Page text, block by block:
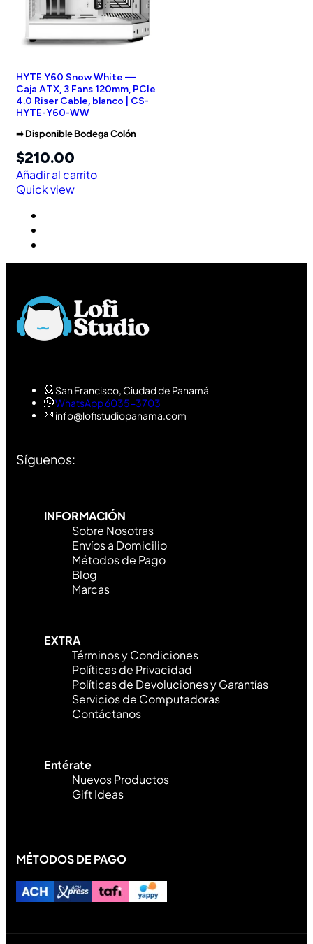
HYTE Y60 Snow White —
Caja ATX, 3 Fans 120mm, PCIe
4.0 Riser Cable, blanco | CS-
HYTE-Y60-WW
➡︎ Disponible Bodega Colón
$210.00
Añadir al carrito
Quick view
San Francisco, Ciudad de Panamá
WhatsApp 6035-3703
info@lofistudiopanama.com
Síguenos:
INFORMACIÓN
Sobre Nosotras
Envíos a Domicilio
Métodos de Pago
Blog
Marcas
EXTRA
Términos y Condiciones
Políticas de Privacidad
Políticas de Devoluciones y Garantías
Servicios de Computadoras
Contáctanos
Entérate
Nuevos Productos
Gift Ideas
MÉTODOS DE PAGO